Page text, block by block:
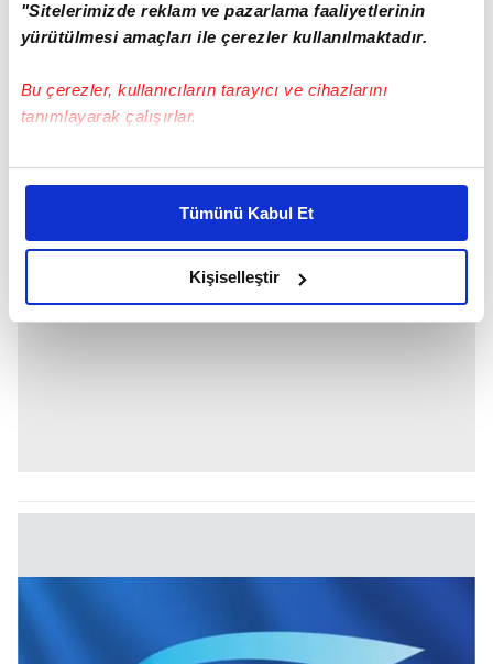
"Sitelerimizde reklam ve pazarlama faaliyetlerinin
yürütülmesi amaçları ile çerezler kullanılmaktadır.
Bu çerezler, kullanıcıların tarayıcı ve cihazlarını
tanımlayarak çalışırlar.
Bu çerezlere izin vermeniz halinde sizlere özel
daha iyi reklam deneyimi yaşatabiliriz. Bunu yaparken
amacımızın size daha iyi bir reklam deneyimi sunmak
olduğunu ve sizlere en iyi içerikleri sunabilmek adına
elimizden gelen çabayı gösterdiğimizi ve bu noktada,
reklamların maliyetlerimizi karşılamak noktasında tek gelir
Sizlere daha iyi bir hizmet sunabilmek için İnternet
kullanılmaktadır. Diğer çerezler, sitemizin daha işlevsel
Tümünü Kabul Et
Kişiselleştir